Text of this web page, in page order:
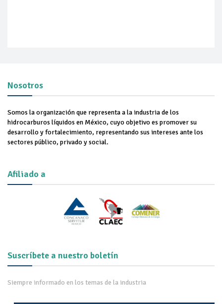
Nosotros
Somos la organización que representa a la industria de los
hidrocarburos líquidos en México, cuyo objetivo es promover su
desarrollo y fortalecimiento, representando sus intereses ante los
sectores público, privado y social.
Afiliado a
Suscríbete a nuestro boletín
Siempre informado en los temas de la industria